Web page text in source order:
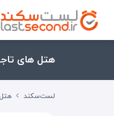
هتل های
لست‌سکند